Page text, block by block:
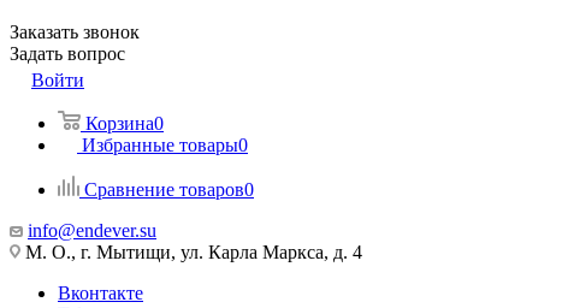
Заказать звонок
Задать вопрос
Войти
Корзина0
Избранные товары0
Сравнение товаров0
info@endever.su
М. О., г. Мытищи, ул. Карла Маркса, д. 4
Вконтакте